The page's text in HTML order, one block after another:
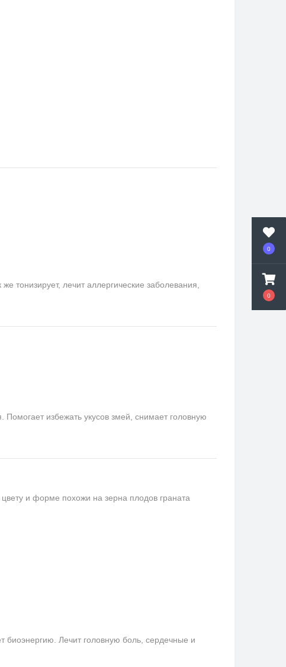
0
0
тонизирует, лечит аллергические заболевания,
избежать укусов змей, снимает головную
и форме похожи на зерна плодов граната
биоэнергию. Лечит головную боль, сердечные и